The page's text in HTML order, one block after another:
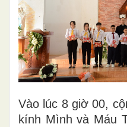
Vào lúc 8 giờ 00,
kính Mình và Máu